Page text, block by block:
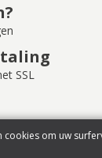
SSL
cookies om uw